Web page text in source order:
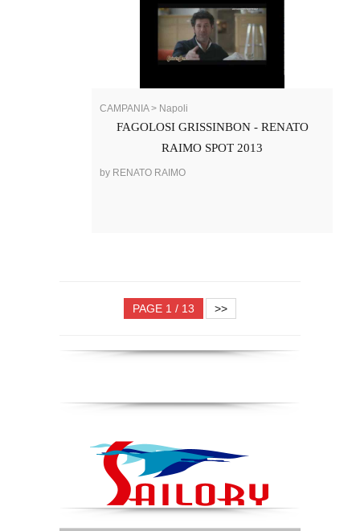
CAMPANIA > Napoli
FAGOLOSI GRISSINBON - RENATO
RAIMO SPOT 2013
by RENATO RAIMO
PAGE 1 / 13 >>